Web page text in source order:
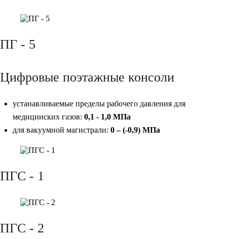
ПГ - 5
Цифровые поэтажные консоли
устанавливаемые пределы рабочего давления для
медицинских газов: 0,1 - 1,0 МПа
для вакуумной магистрали: 0 – (-0,9) МПа
ПГС - 1
ПГС - 2